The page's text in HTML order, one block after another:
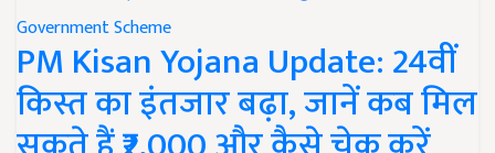
Government Scheme
PM Kisan Yojana Update: 24वीं
किस्त का इंतजार बढ़ा, जानें कब मिल